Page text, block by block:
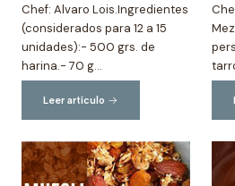
Chef: Alvaro Lois.Ingredientes
(considerados para 12 a 15
unidades):⁣- 500 grs. de
harina.⁣- 70 g...
Leer artículo